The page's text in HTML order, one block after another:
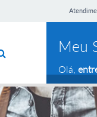
Meu
Olá,